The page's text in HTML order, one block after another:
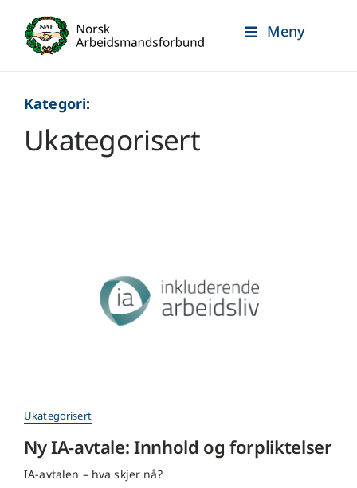
content
Meny
Kategori:
Ukategorisert
Ukategorisert
Ny IA-avtale: Innhold og forpliktelser
IA-avtalen – hva skjer nå?